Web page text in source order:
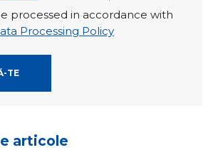
processed in accordance with
Processing Policy
articole